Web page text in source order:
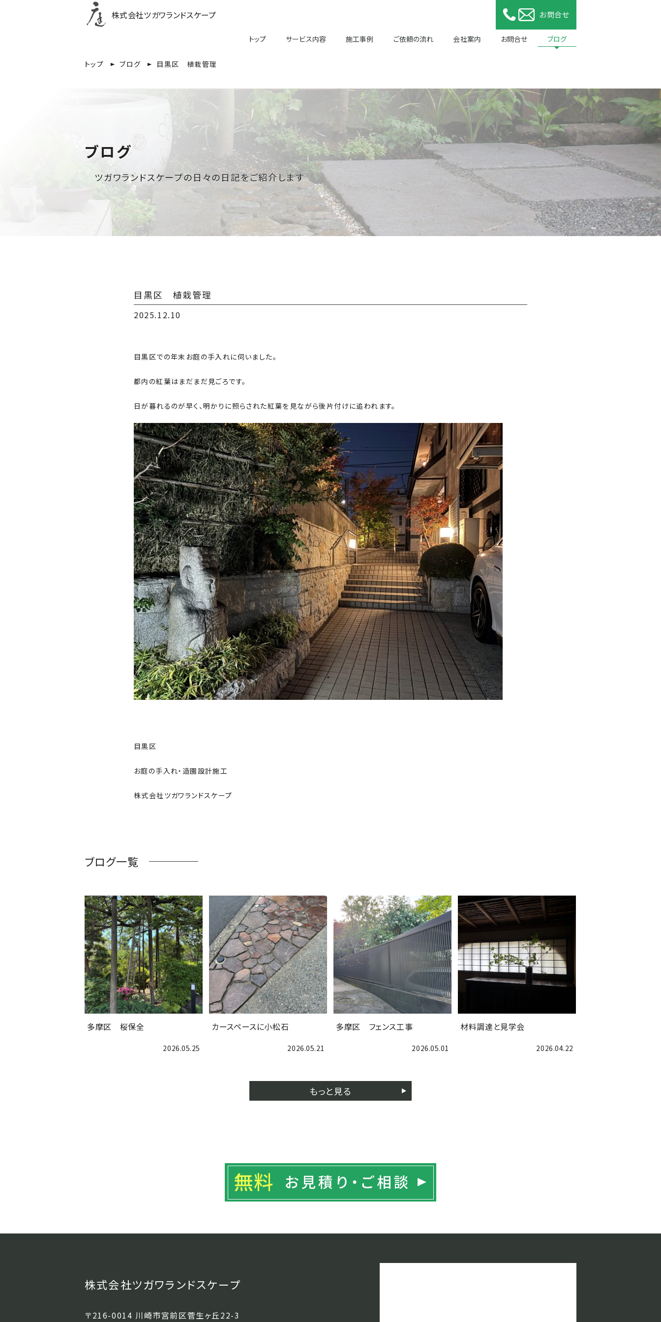
株式会社ツガワランドスケープ
トップ サービス内容 施工事例 ご依頼の流れ 会社案内 お問合せ ブログ
トップ ブログ 目黒区 植栽管理
ブログ
ツガワランドスケープの日々の日記をご紹介します
目黒区 植栽管理
2025.12.10
目黒区での年末お庭の手入れに伺いました。
都内の紅葉はまだまだ見ごろです。
日が暮れるのが早く、明かりに照らされた紅葉を見ながら後片付けに追われます。
目黒区
お庭の手入れ・造園設計施工
株式会社ツガワランドスケープ
ブログ一覧
多摩区 桜保全
2026.05.25
カースペースに小松石
2026.05.21
多摩区 フェンス工事
2026.05.01
材料調達と見学会
2026.04.22
もっと見る
株式会社ツガワランドスケープ
〒216-0014 川崎市宮前区菅生ヶ丘22-3